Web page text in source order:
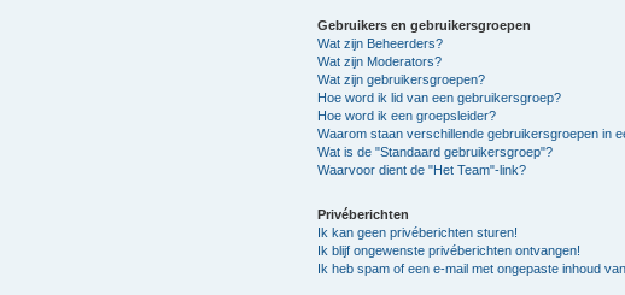
Gebruikers en gebruikersgroepen
Wat zijn Beheerders?
Wat zijn Moderators?
Wat zijn gebruikersgroepen?
Hoe word ik lid van een gebruikersgroep?
Hoe word ik een groepsleider?
Waarom staan verschillende gebruikersgroepen in
Wat is de "Standaard gebruikersgroep"?
Waarvoor dient de "Het Team"-link?
Privéberichten
Ik kan geen privéberichten sturen!
Ik blijf ongewenste privéberichten ontvangen!
Ik heb spam of een e-mail met ongepaste inhoud